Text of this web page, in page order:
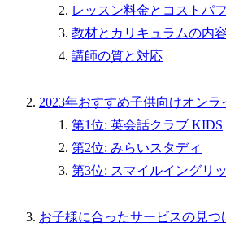
レッスン料金とコストパ
教材とカリキュラムの内容
講師の質と対応
2023年おすすめ子供向けオン
第1位: 英会話クラブ KIDS
第2位: みらいスタディ
第3位: スマイルイングリ
お子様に合ったサービスの見つ